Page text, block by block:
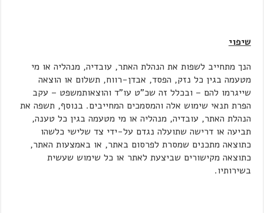
שיפוי
הנך מתחייב לשפות את הנהלת האתר, עובדיה, מנהליה או מי
מטעמה בגין כל נזק, הפסד, אבדן-רווח, תשלום או הוצאה
שייגרמו להם – ובכלל זה שכ"ט עו"ד והוצאותמשפט – עקב
הפרת תנאי שימוש אלה והמסמכים המחייבים. בנוסף, תשפה את
הנהלת האתר, עובדיה, מנהליה או מי מטעמה בגין כל טענה,
תביעה או דרישה שתועלה נגדם על-ידי צד שלישי כלשהו
כתוצאה מתכנים שמסרת לפרסום באתר, או באמצעות האתר,
כתוצאה מקישורים שביצעת לאתר או כל שימוש שעשית
בשירותיו.